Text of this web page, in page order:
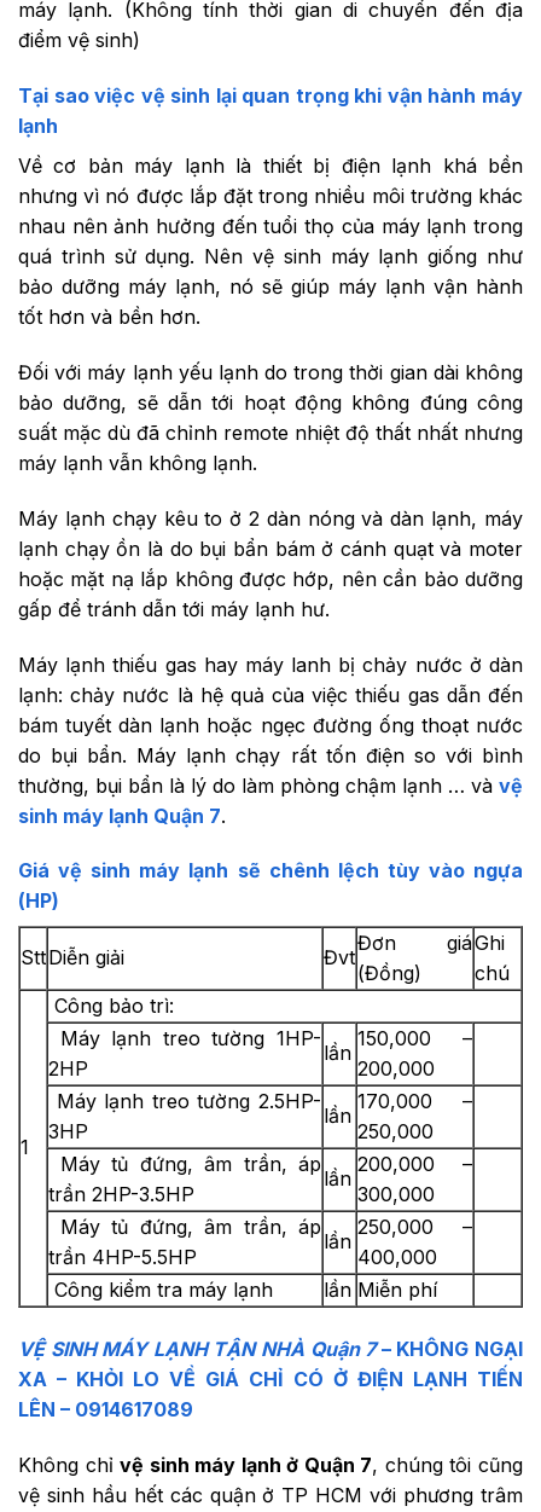
máy lạnh. (Không tính thời gian di chuyển đến địa
điểm vệ sinh)
Tại sao việc vệ sinh lại quan trọng khi vận hành máy
lạnh
Về cơ bản máy lạnh là thiết bị điện lạnh khá bền
nhưng vì nó được lắp đặt trong nhiều môi trường khác
nhau nên ảnh hưởng đến tuổi thọ của máy lạnh trong
quá trình sử dụng. Nên vệ sinh máy lạnh giống như
bảo dưỡng máy lạnh, nó sẽ giúp máy lạnh vận hành
tốt hơn và bền hơn.
Đối với máy lạnh yếu lạnh do trong thời gian dài không
bảo dưỡng, sẽ dẫn tới hoạt động không đúng công
suất mặc dù đã chỉnh remote nhiệt độ thất nhất nhưng
máy lạnh vẫn không lạnh.
Máy lạnh chạy kêu to ở 2 dàn nóng và dàn lạnh, máy
lạnh chạy ồn là do bụi bẩn bám ở cánh quạt và moter
hoặc mặt nạ lắp không được hớp, nên cần bảo dưỡng
gấp để tránh dẫn tới máy lạnh hư.
Máy lạnh thiếu gas hay máy lanh bị chảy nước ở dàn
lạnh: chảy nước là hệ quả của việc thiếu gas dẫn đến
bám tuyết dàn lạnh hoặc ngẹc đường ống thoạt nước
do bụi bẩn. Máy lạnh chạy rất tốn điện so với bình
thường, bụi bẩn là lý do làm phòng chậm lạnh … và vệ
sinh máy lạnh Quận 7.
Giá vệ sinh máy lạnh sẽ chênh lệch tùy vào ngựa
(HP)
SttDiễn giải Đvt
Đơn giá
(Đồng)
Ghi
chú
1
Công bảo trì:
Máy lạnh treo tường 1HP-
2HP
lần
150,000 –
200,000
Máy lạnh treo tường 2.5HP-
3HP
lần
170,000 –
250,000
Máy tủ đứng, âm trần, áp
trần 2HP-3.5HP
lần
200,000 –
300,000
Máy tủ đứng, âm trần, áp
trần 4HP-5.5HP
lần
250,000 –
400,000
Công kiểm tra máy lạnh
lần Miễn phí
VỆ SINH MÁY LẠNH TẬN NHÀ Quận 7– KHÔNG NGẠI
XA – KHỎI LO VỀ GIÁ CHỈ CÓ Ở ĐIỆN LẠNH TIẾN
LÊN – 0914617089
Không chỉvệ sinh máy lạnh ở Quận 7, chúng tôi cũng
vệ sinh hầu hết các quận ở TP HCM với phương trâm